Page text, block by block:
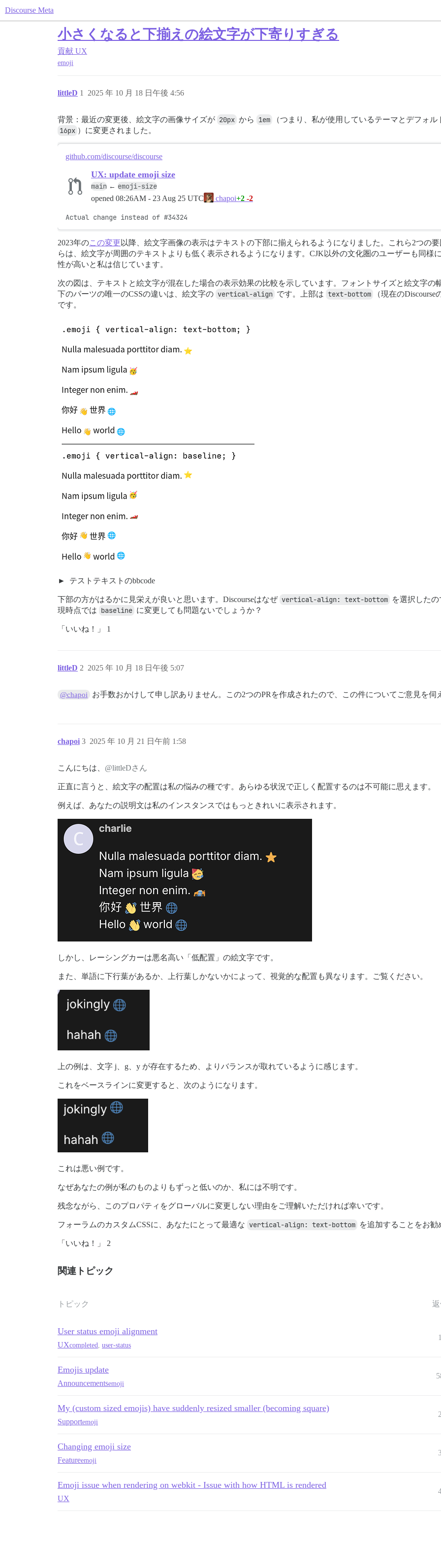
Discourse Meta
小さくなると下揃えの絵文字が下寄りすぎる
貢献 UX
emoji
littleD 2025 年 10 月 18 日午後 4:56
1
背景：最近の変更後、絵文字の画像サイズが 20px から 1em （つまり、私が使用しているテーマとデフォル
16px ）に変更されました。
github.com/discourse/discourse
UX: update emoji size
main ← emoji-size
opened 08:26AM - 23 Aug 25 UTC chapoi+2 -2
Actual change instead of #34324
2023年のこの変更 以降、絵文字画像の表示はテキストの下部に揃えられるようになりました。これら2つの
らは、絵文字が周囲のテキストよりも低く表示されるようになります。CJK以外の文化圏のユーザーも同様
性が高いと私は信じています。
次の図は、テキストと絵文字が混在した場合の表示効果の比較を示しています。フォントサイズと絵文字の
下のパーツの唯一のCSSの違いは、絵文字の vertical-align です。上部は text-bottom （現在の
です。
テストテキストのbbcode
下部の方がはるかに見栄えが良いと思います。Discourseはなぜ vertical-align: text-bottom を選択したの
現時点では baseline に変更しても問題ないでしょうか？
「いいね！」 1
littleD 2025 年 10 月 18 日午後 5:07
2
@chapoi お手数おかけして申し訳ありません。この2つのPRを作成されたので、この件についてご意見を
chapoi 2025 年 10 月 21 日午前 1:58
3
こんにちは、 @littleDさん
正直に言うと、絵文字の配置は私の悩みの種です。あらゆる状況で正しく配置するのは不可能に思えます。
例えば、あなたの説明文は私のインスタンスではもっときれいに表示されます。
しかし、レーシングカーは悪名高い「低配置」の絵文字です。
また、単語に下行葉があるか、上行葉しかないかによって、視覚的な配置も異なります。ご覧ください。
上の例は、文字 j、g、y が存在するため、よりバランスが取れているように感じます。
これをベースラインに変更すると、次のようになります。
これは悪い例です。
なぜあなたの例が私のものよりもずっと低いのか、私には不明です。
残念ながら、このプロパティをグローバルに変更しない理由をご理解いただければ幸いです。
フォーラムのカスタムCSSに、あなたにとって最適な vertical-align: text-bottom を追加することをお勧
「いいね！」 2
関連トピック
トピック
User status emoji alignment
UXcompleted user-status
1
Emojis update
Announcementsemoji
My (custom sized emojis) have suddenly resized smaller (becoming square)
Supportemoji
2
Changing emoji size
Featureemoji
Emoji issue when rendering on webkit - Issue with how HTML is rendered
UX